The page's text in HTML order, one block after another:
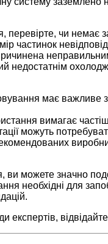
чи немає
частинок
недостатнім
має
вимагає
можуть
можете значно
необхідні для
експертів,